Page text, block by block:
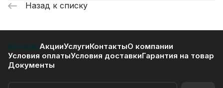
Назад к списку
КаталогАкцииУслугиКонтактыО компании
Условия оплатыУсловия доставкиГарантия на товар
Документы